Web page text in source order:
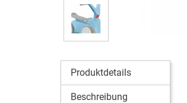
Produktdetails
Beschreibung